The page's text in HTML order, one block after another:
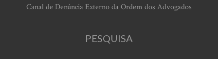
Canal de Denúncia Externo da Ordem dos Advogados
PESQUISA